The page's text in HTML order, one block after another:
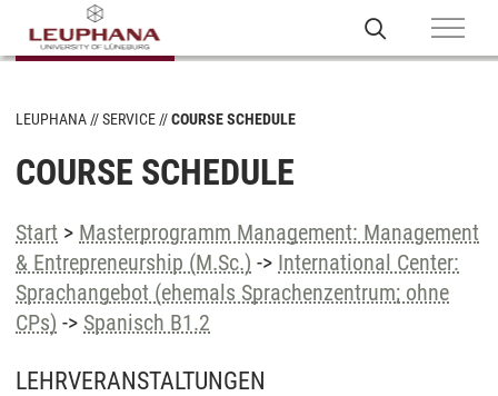
LEUPHANA SERVICE COURSE SCHEDULE
COURSE SCHEDULE
Start > Masterprogramm Management: Management
& Entrepreneurship (M.Sc.) -> International Center:
Sprachangebot (ehemals Sprachenzentrum; ohne
CPs) -> Spanisch B1.2
LEHRVERANSTALTUNGEN